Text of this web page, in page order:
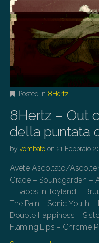
Posted in 8Hertz
8Hertz – Out
della puntata
by vombato on 21 Febbraio
Avete Ascoltato/
Grace – Soundgarden –
– Babes In Toyland –
The Pain – Sonic Youth
Double Happiness –
Flaming Lips – Chrome